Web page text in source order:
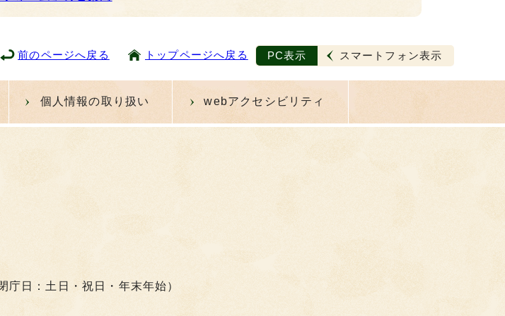
前のページへ戻る トップページへ戻る PC表示 スマートフォン表示
個人情報の取り扱い webアクセシビリティ
日：土日・祝日・年末年始）